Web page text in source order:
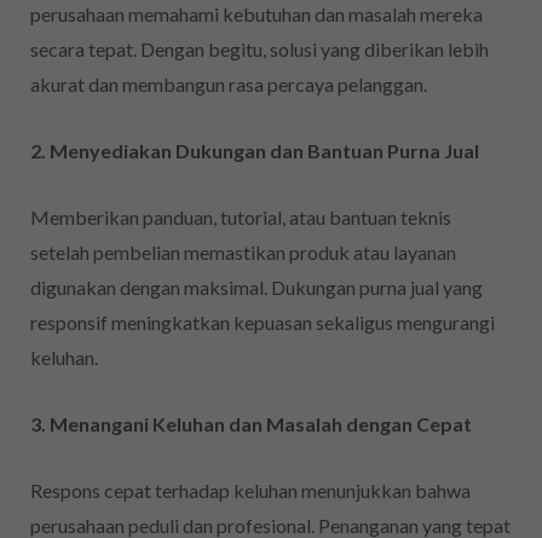
perusahaan memahami kebutuhan dan masalah mereka
secara tepat. Dengan begitu, solusi yang diberikan lebih
akurat dan membangun rasa percaya pelanggan.
2. Menyediakan Dukungan dan Bantuan Purna Jual
Memberikan panduan, tutorial, atau bantuan teknis
setelah pembelian memastikan produk atau layanan
digunakan dengan maksimal. Dukungan purna jual yang
responsif meningkatkan kepuasan sekaligus mengurangi
keluhan.
3. Menangani Keluhan dan Masalah dengan Cepat
Respons cepat terhadap keluhan menunjukkan bahwa
perusahaan peduli dan profesional. Penanganan yang tepat